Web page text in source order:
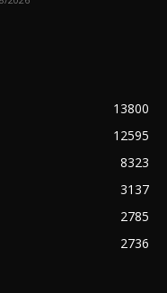
13800
12595
8323
3137
2785
2736